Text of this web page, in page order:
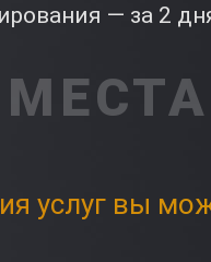
— за 2
услуг вы